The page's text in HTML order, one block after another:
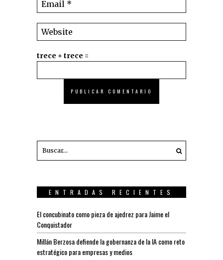
trece + trece =
ENTRADAS RECIENTES
El concubinato como pieza de ajedrez para Jaime el
Conquistador
Millán Berzosa defiende la gobernanza de la IA como reto
estratégico para empresas y medios